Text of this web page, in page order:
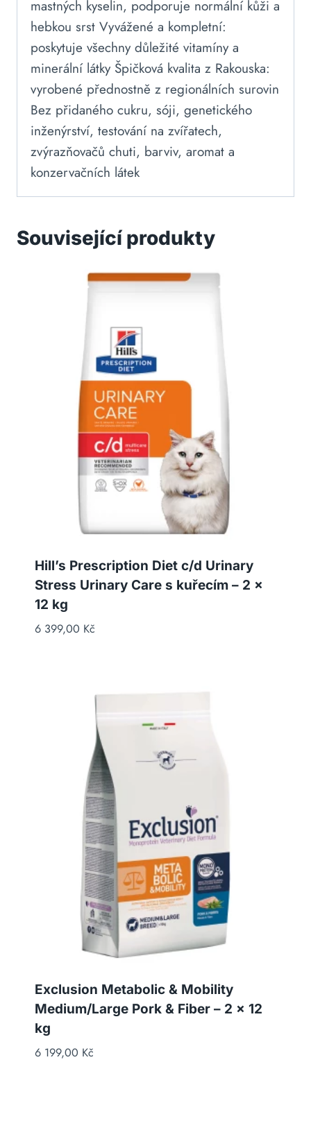
mastných kyselin, podporuje normální kůži a
hebkou srst Vyvážené a kompletní:
poskytuje všechny důležité vitamíny a
minerální látky Špičková kvalita z Rakouska:
vyrobené přednostně z regionálních surovin
Bez přidaného cukru, sóji, genetického
inženýrství, testování na zvířatech,
zvýrazňovačů chuti, barviv, aromat a
konzervačních látek
Související produkty
Hill’s Prescription Diet c/d Urinary
Stress Urinary Care s kuřecím – 2 x
12 kg
6 399,00 Kč
Exclusion Metabolic & Mobility
Medium/Large Pork & Fiber – 2 x 12
kg
6 199,00 Kč